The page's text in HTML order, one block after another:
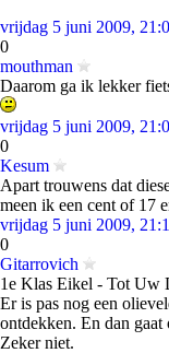
vrijdag 5 juni 2009,
0
mouthman
Daarom ga ik lekker
vrijdag 5 juni 2009,
0
Kesum
Apart trouwens dat
meen ik een cent of 17
vrijdag 5 juni 2009,
0
Gitarrovich
1e Klas Eikel - Tot Uw
Er is pas nog een
ontdekken. En dan
Zeker niet.